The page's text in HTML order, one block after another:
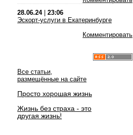
28.06.24| 23:06
Эскорт-услуги в Екатеринбурге
Комментировать
Все статьи,
размещённые на сайте
Просто хорошая жизнь
Жизнь без страха - это
другая жизнь!